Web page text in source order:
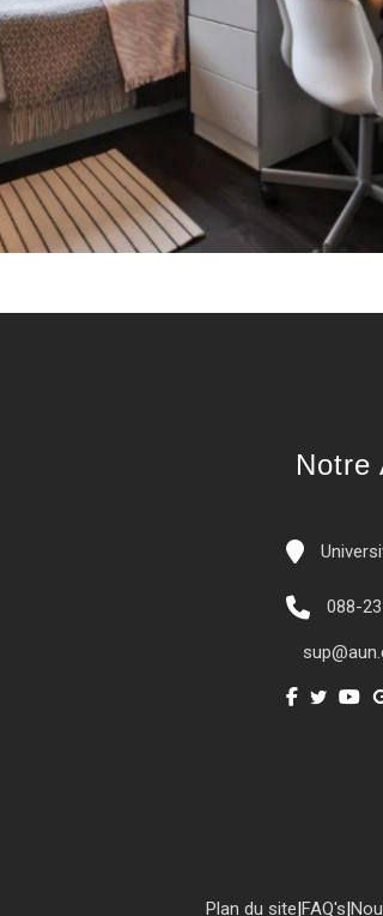
Notre
088-
|
FAQ's
|
Plan du site